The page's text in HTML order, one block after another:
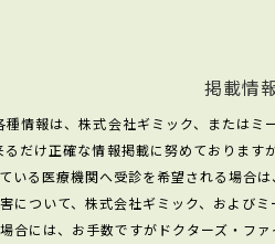
掲載情
種情報は、株式会社ギミック、またはミ
るだけ正確な情報掲載に努めております
いる医療機関へ受診を希望される場合
について、株式会社ギミック、および
合には、お手数ですがドクターズ・フ